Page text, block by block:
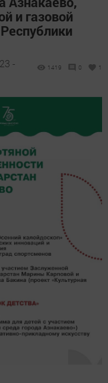
и газовой
-
1419 0 1